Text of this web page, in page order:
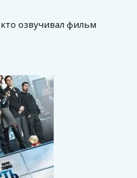
озвучивал фильм